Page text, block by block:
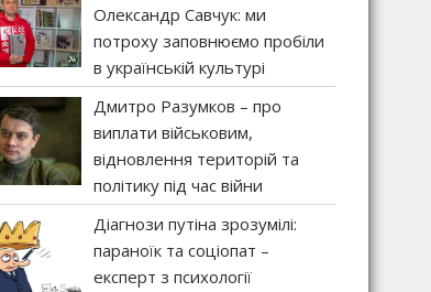
Олександр Савчук: ми
потроху заповнюємо пробіли
в українській культурі
Дмитро Разумков – про
виплати військовим,
відновлення територій та
політику під час війни
Діагнози путіна зрозумілі:
параноїк та соціопат –
експерт з психології